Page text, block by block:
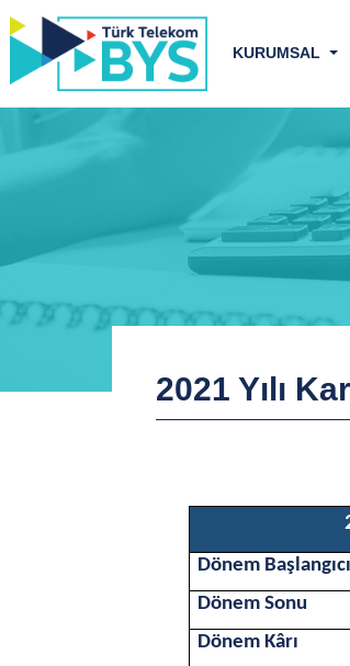
KURUMSAL
2021 Yılı
Dönem Başlangıcı
Dönem Sonu
Dönem Kârı